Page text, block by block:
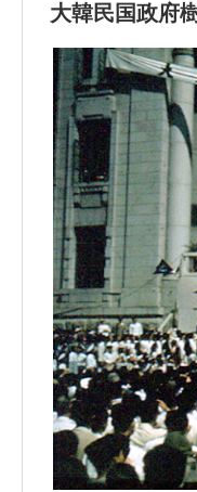
大韓民国政府